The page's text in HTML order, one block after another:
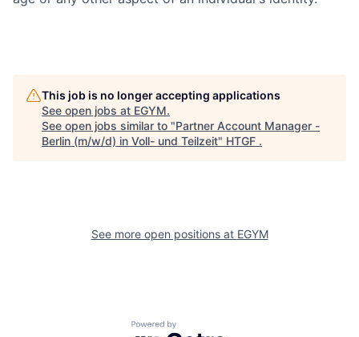
This job is no longer accepting applications
See open jobs at EGYM.
See open jobs similar to "Partner Account Manager -
Berlin (m/w/d) in Voll- und Teilzeit" HTGF .
See more open positions at EGYM
Powered by Getro.com